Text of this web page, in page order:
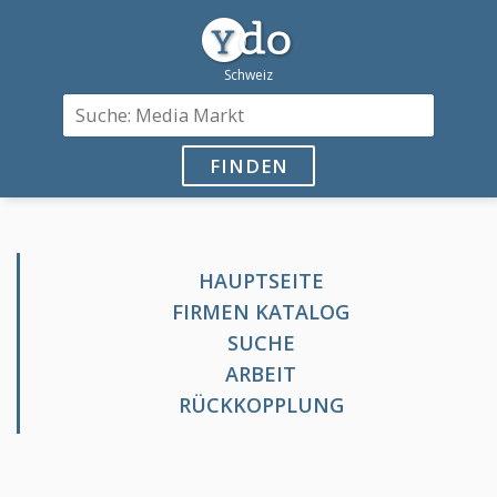
FINDEN
HAUPTSEITE
FIRMEN KATALOG
SUCHE
ARBEIT
RÜCKKOPPLUNG